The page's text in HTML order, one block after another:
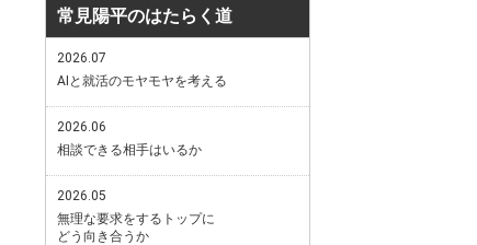
常見陽平のはたらく道
2026.07
AIと就活のモヤモヤを考える
2026.06
相談できる相手はいるか
2026.05
無理な要求をするトップに
どう向き合うか